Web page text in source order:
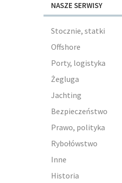
NASZE SERWISY
Stocznie, statki
Offshore
Porty, logistyka
Żegluga
Jachting
Bezpieczeństwo
Prawo, polityka
Rybołówstwo
Inne
Historia